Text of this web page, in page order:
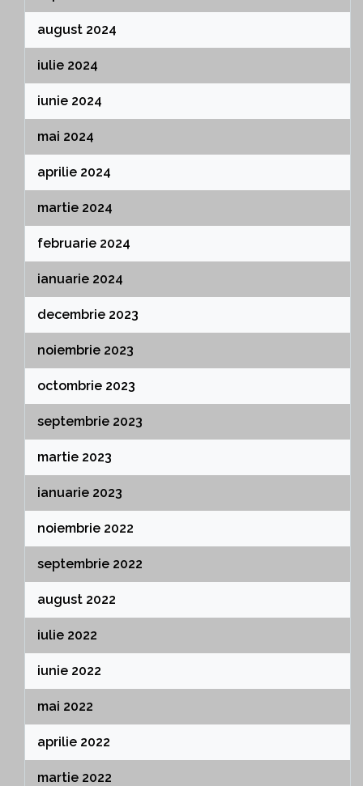
august 2024
iulie 2024
iunie 2024
mai 2024
aprilie 2024
martie 2024
februarie 2024
ianuarie 2024
decembrie 2023
noiembrie 2023
octombrie 2023
septembrie 2023
martie 2023
ianuarie 2023
noiembrie 2022
septembrie 2022
august 2022
iulie 2022
iunie 2022
mai 2022
aprilie 2022
martie 2022